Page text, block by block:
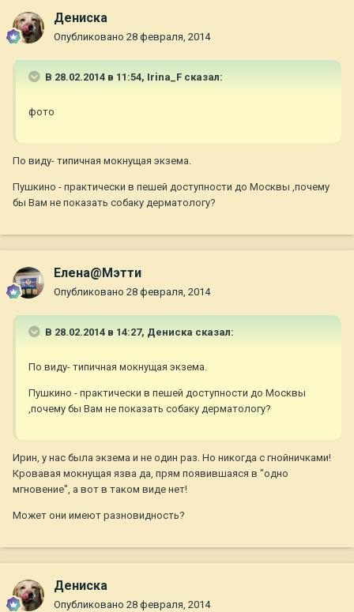
Дениска
Опубликовано 28 февраля, 2014
В 28.02.2014 в 11:54, Irina_F сказал:
фото
По виду- типичная мокнущая экзема.
Пушкино - практически в пешей доступности до Москвы ,почему
бы Вам не показать собаку дерматологу?
Елена@Мэтти
Опубликовано 28 февраля, 2014
В 28.02.2014 в 14:27, Дениска сказал:
По виду- типичная мокнущая экзема.
Пушкино - практически в пешей доступности до Москвы
,почему бы Вам не показать собаку дерматологу?
Ирин, у нас была экзема и не один раз. Но никогда с гнойничками!
Кровавая мокнущая язва да, прям появившаяся в "одно
мгновение", а вот в таком виде нет!
Может они имеют разновидность?
Дениска
Опубликовано 28 февраля, 2014